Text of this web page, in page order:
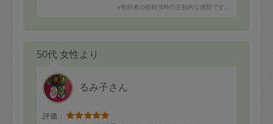
納していただきました！！
主人も大満足で、テキパキ片付けてくれる人だったね。
趣旨を組んで綺麗に片付いていました。
その後、ずっと気になっていた靴箱も綺麗になってい
て、とても嬉しかったです。
※依頼者の依頼当時の主観的な感想です。
50代 女性より
るみ子さん
評価：